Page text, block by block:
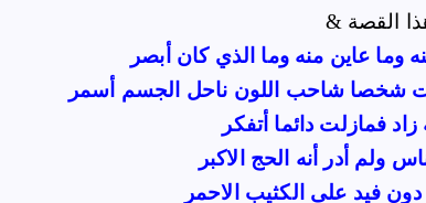
عاين منه وما الذي كان أبصر
شخصا شاحب اللون ناحل الجسم أسمر
فمازلت دائما أتفكر
ولم أدر أنه الحج الاكبر
فيد على الكثيب الاحمر